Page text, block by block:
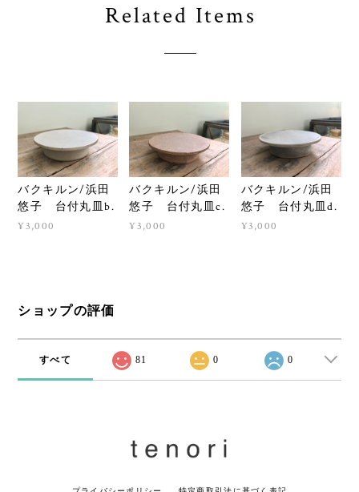
Related Items
バクキルン/浜田
悠子 台付丸皿b.
¥3,000
バクキルン/浜田
悠子 台付丸皿c.
¥3,000
バクキルン/浜田
悠子 台付丸皿d.
¥3,000
ショップの評価
すべて 81 0 0